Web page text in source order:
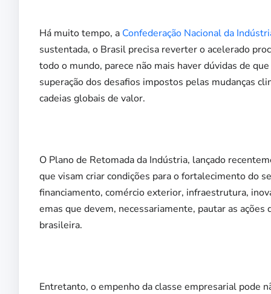
Há muito tempo, a Confederação Nacional da
sustentada, o Brasil precisa reverter o acelerado
todo o mundo, parece não mais haver dúvidas de
superação dos desafios impostos pelas mudanças
cadeias globais de valor.
O Plano de Retomada da Indústria, lançado
que visam criar condições para o fortalecimento do
financiamento, comércio exterior, infraestrutura,
emas que devem, necessariamente, pautar as
brasileira.
Entretanto, o empenho da classe empresarial pode